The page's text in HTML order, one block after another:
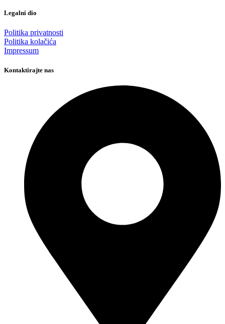
Legalni dio
Politika privatnosti
Politika kolačića
Impressum
Kontaktirajte nas